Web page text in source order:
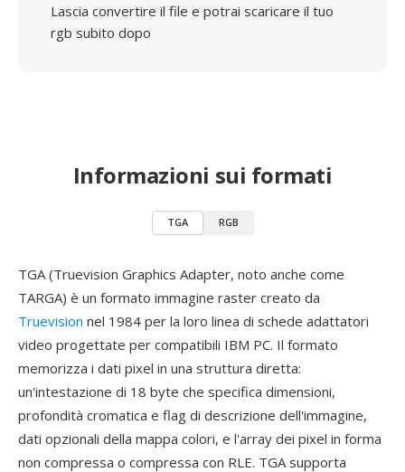
Lascia convertire il file e potrai scaricare il tuo
rgb subito dopo
Informazioni sui formati
TGA RGB
TGA (Truevision Graphics Adapter, noto anche come
TARGA) è un formato immagine raster creato da
Truevision nel 1984 per la loro linea di schede adattatori
video progettate per compatibili IBM PC. Il formato
memorizza i dati pixel in una struttura diretta:
un'intestazione di 18 byte che specifica dimensioni,
profondità cromatica e flag di descrizione dell'immagine,
dati opzionali della mappa colori, e l'array dei pixel in forma
non compressa o compressa con RLE. TGA supporta